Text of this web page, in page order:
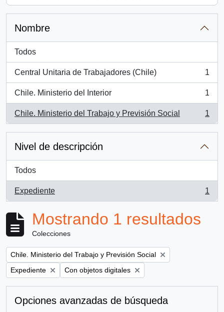
Nombre
Todos
Central Unitaria de Trabajadores (Chile)
, 1 resultados
1
Chile. Ministerio del Interior
, 1 resultados
1
Chile. Ministerio del Trabajo y Previsión Social
, 1 resultados
1
Nivel de descripción
Todos
Expediente
, 1 resultados
1
Mostrando 1 resultados
Colecciones
Remove filter:
Chile. Ministerio del Trabajo y Previsión Social
Remove filter:
Expediente Remove filter:
Con objetos digitales
Opciones avanzadas de búsqueda